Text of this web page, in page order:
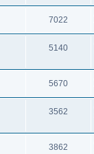
7022
5140
5670
3562
3862